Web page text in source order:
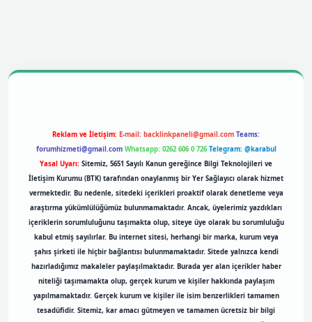
Reklam ve İletişim: E-mail: backlinkpaneli@gmail.com Teams:
forumhizmeti@gmail.com Whatsapp: 0262 606 0 726 Telegram: @karabul
Yasal Uyarı: Sitemiz, 5651 Sayılı Kanun gereğince Bilgi Teknolojileri ve
İletişim Kurumu (BTK) tarafından onaylanmış bir Yer Sağlayıcı olarak hizmet
vermektedir. Bu nedenle, sitedeki içerikleri proaktif olarak denetleme veya
araştırma yükümlülüğümüz bulunmamaktadır. Ancak, üyelerimiz yazdıkları
içeriklerin sorumluluğunu taşımakta olup, siteye üye olarak bu sorumluluğu
kabul etmiş sayılırlar. Bu internet sitesi, herhangi bir marka, kurum veya
şahıs şirketi ile hiçbir bağlantısı bulunmamaktadır. Sitede yalnızca kendi
hazırladığımız makaleler paylaşılmaktadır. Burada yer alan içerikler haber
niteliği taşımamakta olup, gerçek kurum ve kişiler hakkında paylaşım
yapılmamaktadır. Gerçek kurum ve kişiler ile isim benzerlikleri tamamen
tesadüfidir. Sitemiz, kar amacı gütmeyen ve tamamen ücretsiz bir bilgi